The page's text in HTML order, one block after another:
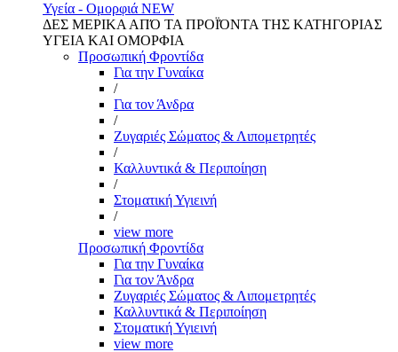
Υγεία - Ομορφιά NEW
ΔΕΣ ΜΕΡΙΚΑ ΑΠΌ ΤΑ ΠΡΟΪΌΝΤΑ ΤΗΣ ΚΑΤΗΓΟΡΙΑΣ
ΥΓΕΙΑ ΚΑΙ ΟΜΟΡΦΙΑ
Προσωπική Φροντίδα
Για την Γυναίκα
/
Για τον Άνδρα
/
Ζυγαριές Σώματος & Λιπομετρητές
/
Καλλυντικά & Περιποίηση
/
Στοματική Υγιεινή
/
view more
Προσωπική Φροντίδα
Για την Γυναίκα
Για τον Άνδρα
Ζυγαριές Σώματος & Λιπομετρητές
Καλλυντικά & Περιποίηση
Στοματική Υγιεινή
view more